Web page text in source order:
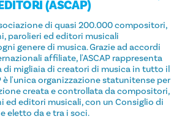
(ASCAP)
di quasi 200.000 compositori,
parolieri ed editori musicali
genere di musica. Grazie ad accordi
affiliate, l'ASCAP rappresenta
di migliaia di creatori di musica in tutto il
è l'unica organizzazione statunitense per
creata e controllata da compositori,
ed editori musicali, con un Consiglio di
eletto da e tra i soci.